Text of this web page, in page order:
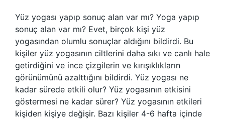
Yüz yogası yapıp sonuç alan var mı? Yoga yapıp
sonuç alan var mı? Evet, birçok kişi yüz
yogasından olumlu sonuçlar aldığını bildirdi. Bu
kişiler yüz yogasının ciltlerini daha sıkı ve canlı hale
getirdiğini ve ince çizgilerin ve kırışıklıkların
görünümünü azalttığını bildirdi. Yüz yogası ne
kadar sürede etkili olur? Yüz yogasının etkisini
göstermesi ne kadar sürer? ​​Yüz yogasının etkileri
kişiden kişiye değişir. Bazı kişiler 4-6 hafta içinde